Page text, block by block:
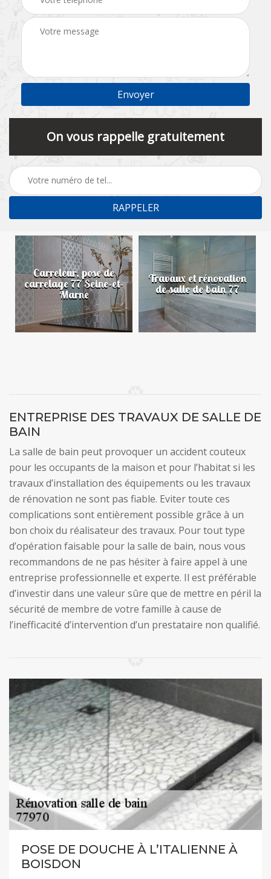
On vous rappelle gratuitement
Carreleur, pose de
carrelage 77 Seine-et-
Marne
Travaux et rénovation
de salle de bain 77
ENTREPRISE DES TRAVAUX DE SALLE DE
BAIN
La salle de bain peut provoquer un accident couteux
pour les occupants de la maison et pour l’habitat si les
travaux d’installation des équipements ou les travaux
de rénovation ne sont pas fiable. Eviter toute ces
complications sont entièrement possible grâce à un
bon choix du réalisateur des travaux. Pour tout type
d’opération faisable pour la salle de bain, nous vous
recommandons de ne pas hésiter à faire appel à une
entreprise professionnelle et experte. Il est préférable
d’investir dans une valeur sûre que de mettre en péril la
sécurité de membre de votre famille à cause de
l’inefficacité d’intervention d’un prestataire non qualifié.
POSE DE DOUCHE À L’ITALIENNE À
BOISDON